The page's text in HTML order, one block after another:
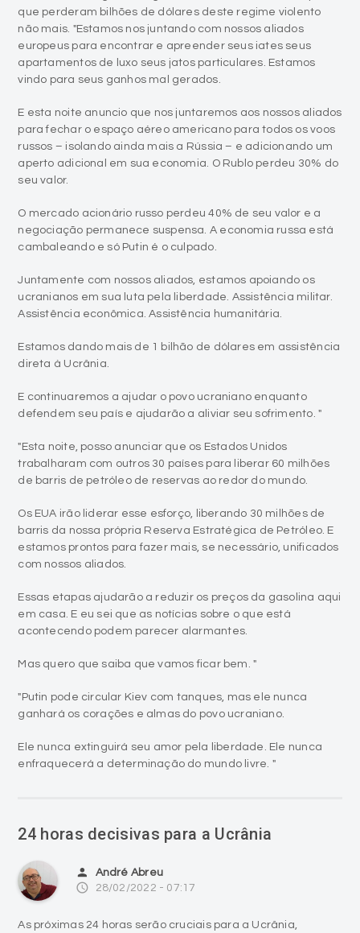
que perderam bilhões de dólares deste regime violento
não mais. "Estamos nos juntando com nossos aliados
europeus para encontrar e apreender seus iates seus
apartamentos de luxo seus jatos particulares. Estamos
vindo para seus ganhos mal gerados.
E esta noite anuncio que nos juntaremos aos nossos aliados
para fechar o espaço aéreo americano para todos os voos
russos – isolando ainda mais a Rússia – e adicionando um
aperto adicional em sua economia. O Rublo perdeu 30% do
seu valor.
O mercado acionário russo perdeu 40% de seu valor e a
negociação permanece suspensa. A economia russa está
cambaleando e só Putin é o culpado.
Juntamente com nossos aliados, estamos apoiando os
ucranianos em sua luta pela liberdade. Assistência militar.
Assistência econômica. Assistência humanitária.
Estamos dando mais de 1 bilhão de dólares em assistência
direta à Ucrânia.
E continuaremos a ajudar o povo ucraniano enquanto
defendem seu país e ajudarão a aliviar seu sofrimento. "
"Esta noite, posso anunciar que os Estados Unidos
trabalharam com outros 30 países para liberar 60 milhões
de barris de petróleo de reservas ao redor do mundo.
Os EUA irão liderar esse esforço, liberando 30 milhões de
barris da nossa própria Reserva Estratégica de Petróleo. E
estamos prontos para fazer mais, se necessário, unificados
com nossos aliados.
Essas etapas ajudarão a reduzir os preços da gasolina aqui
em casa. E eu sei que as notícias sobre o que está
acontecendo podem parecer alarmantes.
Mas quero que saiba que vamos ficar bem. "
"Putin pode circular Kiev com tanques, mas ele nunca
ganhará os corações e almas do povo ucraniano.
Ele nunca extinguirá seu amor pela liberdade. Ele nunca
enfraquecerá a determinação do mundo livre. "
24 horas decisivas para a Ucrânia
person André Abreu
access_time 28/02/2022 - 07:17
As próximas 24 horas serão cruciais para a Ucrânia,